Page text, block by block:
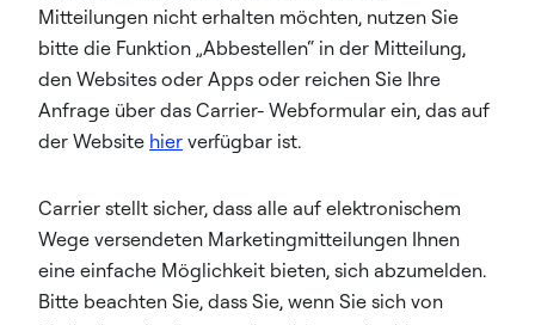
Mitteilungen nicht erhalten möchten, nutzen Sie
bitte die Funktion „Abbestellen“ in der Mitteilung,
den Websites oder Apps oder reichen Sie Ihre
Anfrage über das Carrier- Webformular ein, das auf
der Website hier verfügbar ist.
Carrier stellt sicher, dass alle auf elektronischem
Wege versendeten Marketingmitteilungen Ihnen
eine einfache Möglichkeit bieten, sich abzumelden.
Bitte beachten Sie, dass Sie, wenn Sie sich von